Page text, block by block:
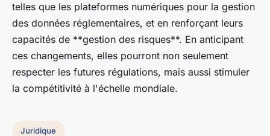
telles que les plateformes numériques pour la gestion
des données réglementaires, et en renforçant leurs
capacités de **gestion des risques**. En anticipant
ces changements, elles pourront non seulement
respecter les futures régulations, mais aussi stimuler
la compétitivité à l'échelle mondiale.
Juridique